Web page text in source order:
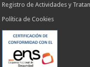
Registro de Actividades y
Política de Cookies